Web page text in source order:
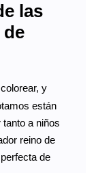
las
y
están
a niños
reino de
de